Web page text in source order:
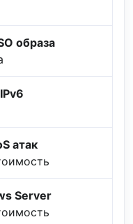
образа
атак
Server